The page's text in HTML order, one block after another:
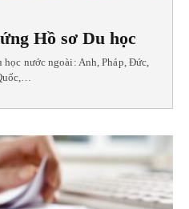
Hồ sơ Du học
nước ngoài: Anh, Pháp, Đức,